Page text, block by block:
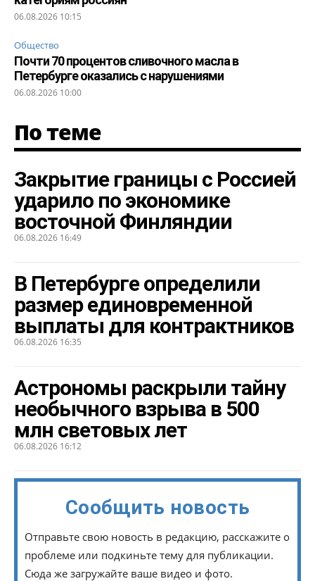
06.08.2026 10:15
Общество
Почти 70 процентов сливочного масла в
Петербурге оказались с нарушениями
06.08.2026 10:00
По теме
Закрытие границы с Россией
ударило по экономике
восточной Финляндии
06.08.2026 16:49
В Петербурге определили
размер единовременной
выплаты для контрактников
06.08.2026 16:35
Астрономы раскрыли тайну
необычного взрыва в 500
млн световых лет
06.08.2026 16:12
Сообщить новость
Отправьте свою новость в редакцию, расскажите о
проблеме или подкиньте тему для публикации.
Сюда же загружайте ваше видео и фото.